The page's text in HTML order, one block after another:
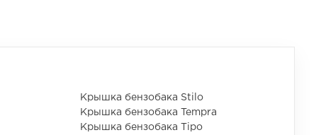
Крышка бензобака Stilo
Крышка бензобака Tempra
Крышка бензобака Tipo